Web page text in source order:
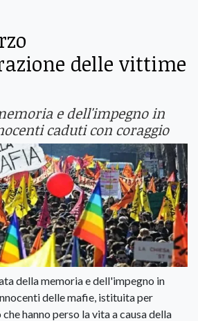
delle vittime
e dell'impegno in
caduti con coraggio
della memoria e dell'impegno in
delle mafie, istituita per
hanno perso la vita a causa della